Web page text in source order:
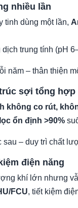
nhiều lần
tinh dùng một lần,
trung tính (pH
năm – thân thiện
sợi tổng hợp
không co rút,
ổn định >90%
sau – duy trì chất
điện năng
khí lớn nhưng
FCU, tiết kiệm